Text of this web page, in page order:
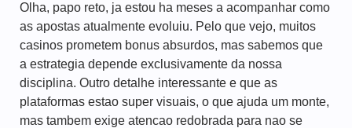
Olha, papo reto, ja estou ha meses a acompanhar como
as apostas atualmente evoluiu. Pelo que vejo, muitos
casinos prometem bonus absurdos, mas sabemos que
a estrategia depende exclusivamente da nossa
disciplina. Outro detalhe interessante e que as
plataformas estao super visuais, o que ajuda um monte,
mas tambem exige atencao redobrada para nao se